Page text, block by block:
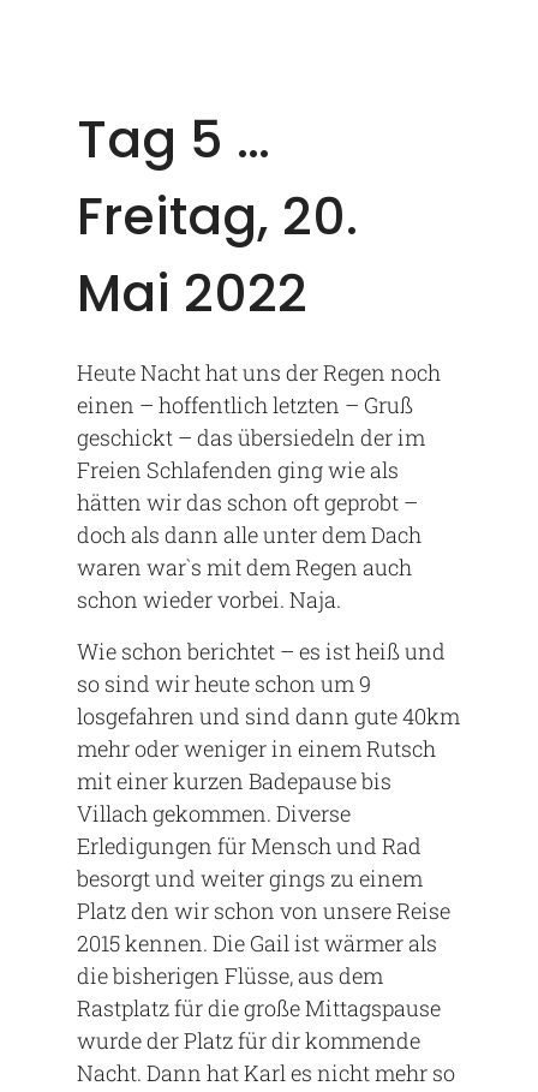
Tag 5 …
Freitag, 20.
Mai 2022
Heute Nacht hat uns der Regen noch
einen – hoffentlich letzten – Gruß
geschickt – das übersiedeln der im
Freien Schlafenden ging wie als
hätten wir das schon oft geprobt –
doch als dann alle unter dem Dach
waren war`s mit dem Regen auch
schon wieder vorbei. Naja.
Wie schon berichtet – es ist heiß und
so sind wir heute schon um 9
losgefahren und sind dann gute 40km
mehr oder weniger in einem Rutsch
mit einer kurzen Badepause bis
Villach gekommen. Diverse
Erledigungen für Mensch und Rad
besorgt und weiter gings zu einem
Platz den wir schon von unsere Reise
2015 kennen. Die Gail ist wärmer als
die bisherigen Flüsse, aus dem
Rastplatz für die große Mittagspause
wurde der Platz für dir kommende
Nacht. Dann hat Karl es nicht mehr so